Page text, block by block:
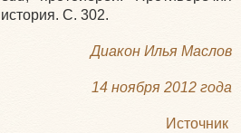
С. 302.
Диакон Илья Маслов
14 ноября 2012 года
Источник